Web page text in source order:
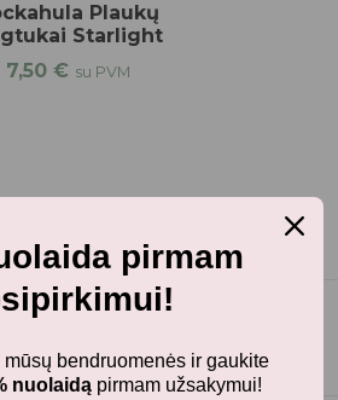
Plaukų
Starlight
7,50 € su PVM
pirmam
bendruomenės ir gaukite
nuolaidą pirmam užsakymui!